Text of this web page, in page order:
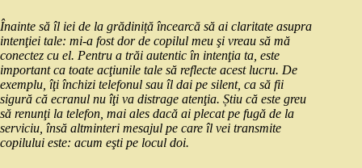
Înainte să îl iei de la grădiniță încearcă să ai claritate asupra
intenţiei tale: mi‑a fost dor de copilul meu şi vreau să mă
conectez cu el. Pentru a trăi autentic în intenţia ta, este
important ca toate acţiunile tale să reflecte acest lucru. De
exemplu, îţi închizi telefonul sau îl dai pe silent, ca să fii
sigură că ecranul nu îţi va distrage atenţia. Știu că este greu
să renunţi la telefon, mai ales dacă ai plecat pe fugă de la
serviciu, însă altminteri mesajul pe care îl vei transmite
copilului este: acum eşti pe locul doi.